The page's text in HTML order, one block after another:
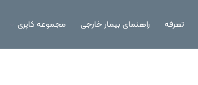
تعرفه راهنمای بیمار خارجی مجموعه کاپری